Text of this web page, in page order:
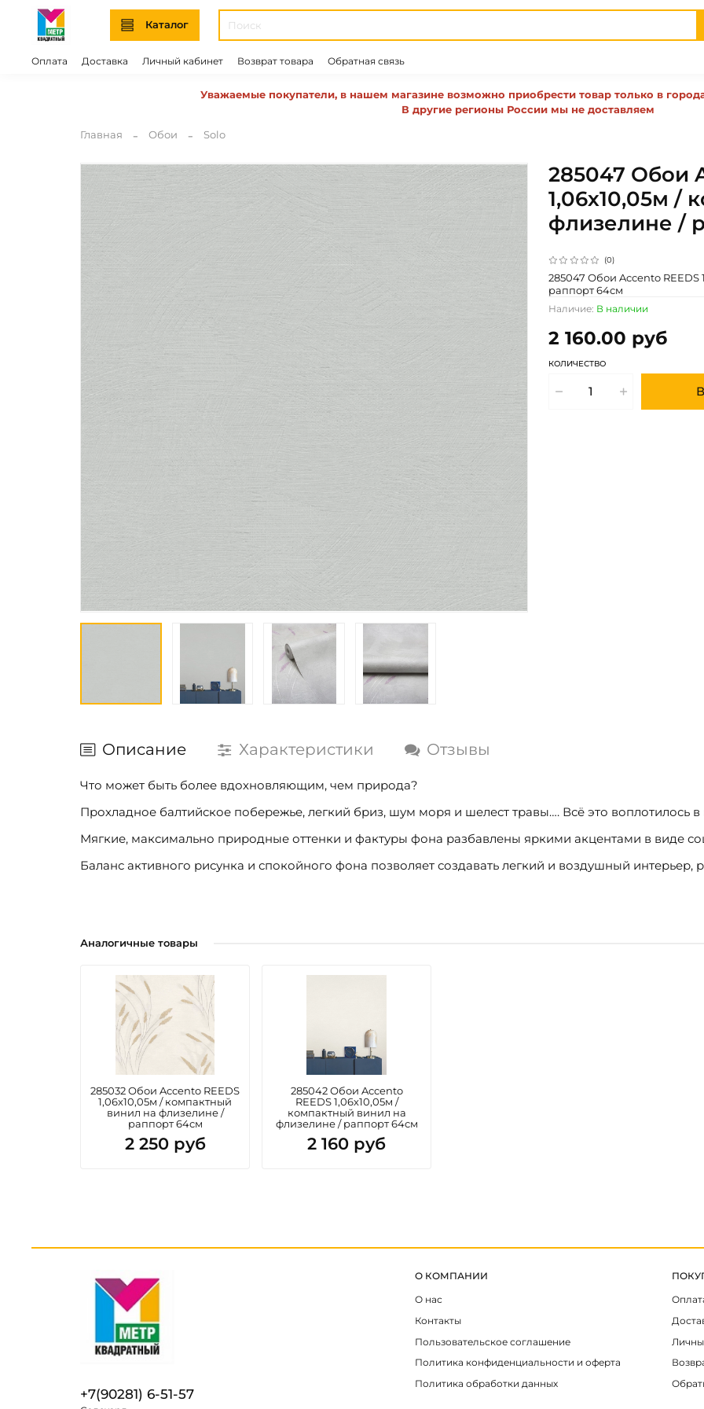
Каталог
Оплата Доставка Личный кабинет Возврат товара Обратная связь
Уважаемые покупатели, в нашем магазине возможно приобрести товар только в
В другие регионы России мы не доставляем
Главная
Обои Solo
(0)
Наличие: В наличии
285047 Обои
1,06х10,05м /
флизелине /
2 160.00 руб
КОЛИЧЕСТВО
285047 Обои Accento
раппорт 64см
Описание Характеристики Отзывы
Что может быть более вдохновляющим, чем природа?
Прохладное балтийское побережье, легкий бриз, шум моря и шелест травы…. Всё это воплотилось
Мягкие, максимально природные оттенки и фактуры фона разбавлены яркими акцентами в виде
Баланс активного рисунка и спокойного фона позволяет создавать легкий и воздушный интерьер,
Аналогичные товары
285032 Обои Accento REEDS
1,06х10,05м / компактный
винил на флизелине /
раппорт 64см
2 250 руб
285042 Обои Accento
REEDS 1,06х10,05м /
компактный винил на
флизелине / раппорт 64см
2 160 руб
О КОМПАНИИ
О нас
Контакты
Пользовательское соглашение
Политика конфиденциальности и оферта
Политика обработки данных
+7(90281) 6-51-57